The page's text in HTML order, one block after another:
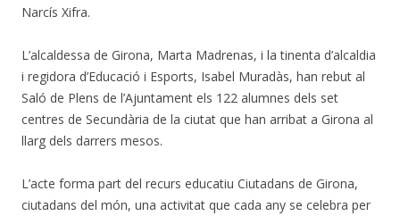
Narcís Xifra.
L’alcaldessa de Girona, Marta Madrenas, i la tinenta d’alcaldia
i regidora d’Educació i Esports, Isabel Muradàs, han rebut al
Saló de Plens de l’Ajuntament els 122 alumnes dels set
centres de Secundària de la ciutat que han arribat a Girona al
llarg dels darrers mesos.
L’acte forma part del recurs educatiu Ciutadans de Girona,
ciutadans del món, una activitat que cada any se celebra per